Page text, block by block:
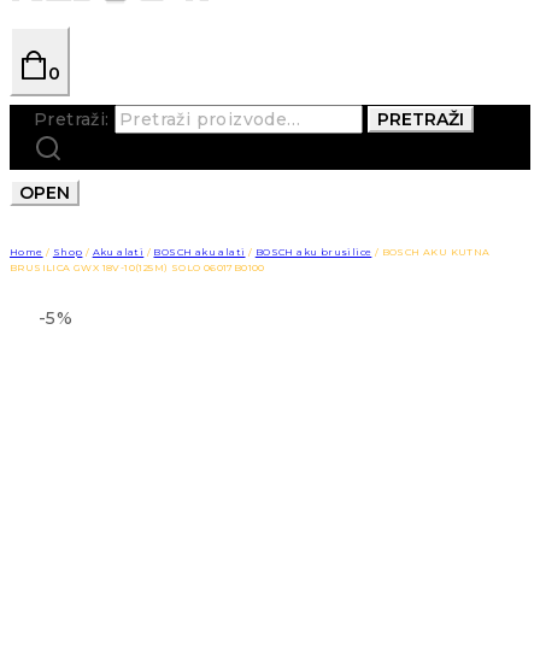
0
Pretraži: PRETRAŽI
OPEN
Home / Shop / Aku alati / BOSCH aku alati / BOSCH aku brusilice / BOSCH AKU KUTNA
BRUSILICA GWX 18V-10(125M) SOLO 06017B0100
-5%